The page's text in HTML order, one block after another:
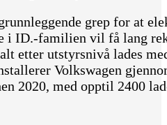
grep for at
i ID.-familien vil få lang
etter utstyrsnivå lades
Volkswagen
2020, med opptil 2400